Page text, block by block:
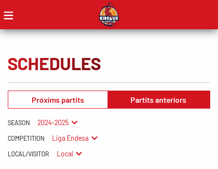
SCHEDULES
Próxims partits Partits anteriors
SEASON 2024-2025
COMPETITION Liga Endesa
LOCAL/VISITOR Local